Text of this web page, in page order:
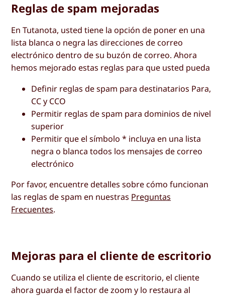
Reglas de spam mejoradas
En Tutanota, usted tiene la opción de poner en una
lista blanca o negra las direcciones de correo
electrónico dentro de su buzón de correo. Ahora
hemos mejorado estas reglas para que usted pueda
Definir reglas de spam para destinatarios Para,
CC y CCO
Permitir reglas de spam para dominios de nivel
superior
Permitir que el símbolo * incluya en una lista
negra o blanca todos los mensajes de correo
electrónico
Por favor, encuentre detalles sobre cómo funcionan
las reglas de spam en nuestras Preguntas
Frecuentes.
Mejoras para el cliente de escritorio
Cuando se utiliza el cliente de escritorio, el cliente
ahora guarda el factor de zoom y lo restaura al